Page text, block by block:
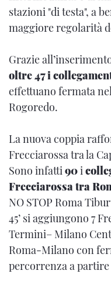
stazioni "di testa", a
maggiore regolarità
Grazie
oltre 47 i
effettuano fermata
Rogoredo.
La nuova coppia
Frecciarossa tra la
Sono infatti90i
Frecciarossa tra
NO STOP Roma
45’ si aggiungono 7
Termini– Milano
Roma-Milano con
percorrenza a partire